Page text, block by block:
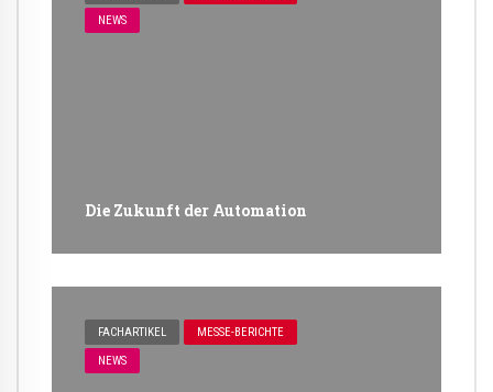
NEWS
Die Zukunft der Automation
FACHARTIKEL MESSE-BERICHTE
NEWS